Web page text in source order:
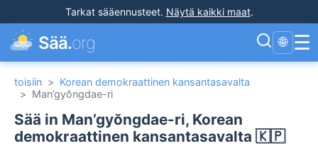
Tarkat sääennusteet. Näytä kaikki maat.
Sää.org 🌐 ☰
toisiin > Korean demokraattinen kansantasavalta
> Man’gyŏngdae-ri
Sää in Man’gyŏngdae-ri, Korean
demokraattinen kansantasavalta 🇰🇵